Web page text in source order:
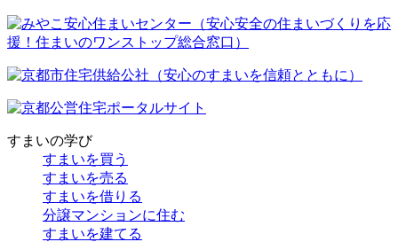
すまいの学び
すまいを買う
すまいを売る
すまいを借りる
分譲マンションに住む
すまいを建てる